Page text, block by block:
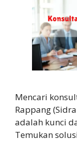
Mencari
Rappang
adalah kunci
Temukan